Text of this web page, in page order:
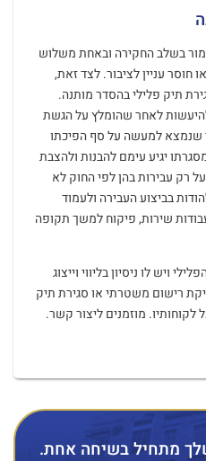
בשלב החקירה ובאחת משלוש
חוסר עניין לציבור. לצד זאת,
תיק פלילי בהסדר מותנה.
לאחר שהומלץ על הגשת
שנמצא למעשה על סף הפיכתו
יגיע עימם להבנות ולהצבת
רק עבירות בהן לפי החוק לא
בביצוע העבירה ולעמוד
שירות, פיקוח למשך תקופה
ויש לו ניסיון בליווי וייצוג
רישום משטרתי או סגירת תיק
מוזמנים ליצור קשר.
מתחיל בשיחה אחת.